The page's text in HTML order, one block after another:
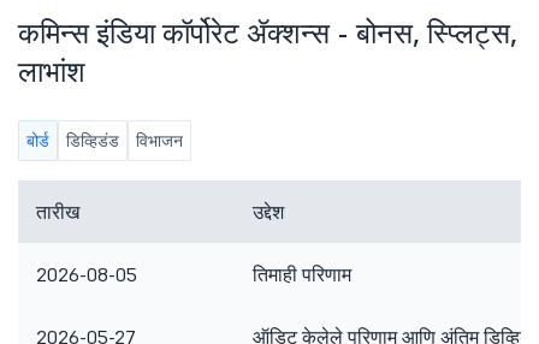
कमिन्स इंडिया कॉर्पोरेट ॲक्शन्स - बोनस, स्प्लिट्स,
लाभांश
बोर्ड डिव्हिडंड विभाजन
तारीख उद्देश
2026-08-05 तिमाही परिणाम
2026-05-27 ऑडिट केलेले परिणाम आणि अंतिम